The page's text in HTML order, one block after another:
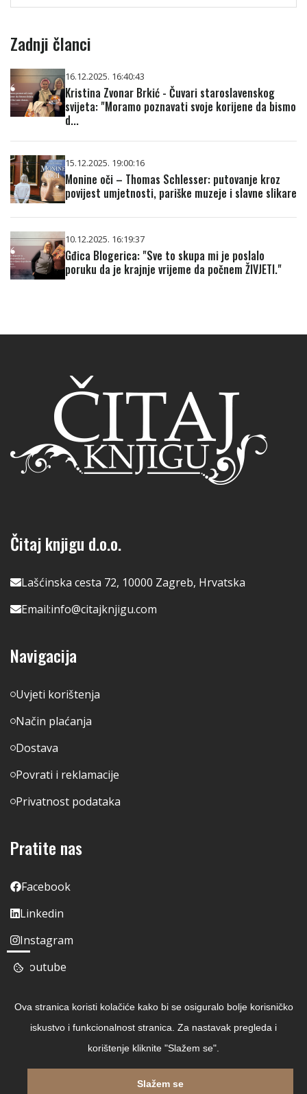
Zadnji članci
16.12.2025. 16:40:43
Kristina Zvonar Brkić - Čuvari staroslavenskog
svijeta: "Moramo poznavati svoje korijene da bismo
d...
15.12.2025. 19:00:16
Monine oči – Thomas Schlesser: putovanje kroz
povijest umjetnosti, pariške muzeje i slavne slikare
10.12.2025. 16:19:37
Gđica Blogerica: "Sve to skupa mi je poslalo
poruku da je krajnje vrijeme da počnem ŽIVJETI."
Čitaj knjigu d.o.o.
Lašćinska cesta 72, 10000 Zagreb, Hrvatska
Email:info@citajknjigu.com
Navigacija
Uvjeti korištenja
Način plaćanja
Dostava
Povrati i reklamacije
Privatnost podataka
Pratite nas
Facebook
Linkedin
Instagram
Youtube
Ova stranica koristi kolačiće kako bi se osiguralo bolje korisničko
iskustvo i funkcionalnost stranica. Za nastavak pregleda i
korištenje kliknite "Slažem se".
Slažem se